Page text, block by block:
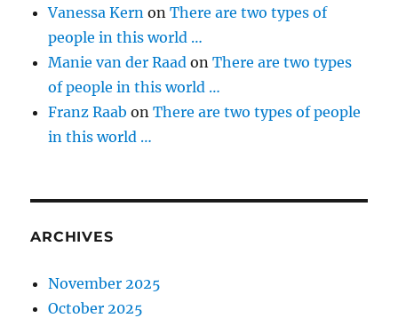
Vanessa Kern onThere are two types of
people in this world …
Manie van der Raad onThere are two types
of people in this world …
Franz Raab onThere are two types of people
in this world …
ARCHIVES
November 2025
October 2025